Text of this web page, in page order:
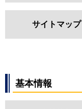
サイトマップ
基本情報